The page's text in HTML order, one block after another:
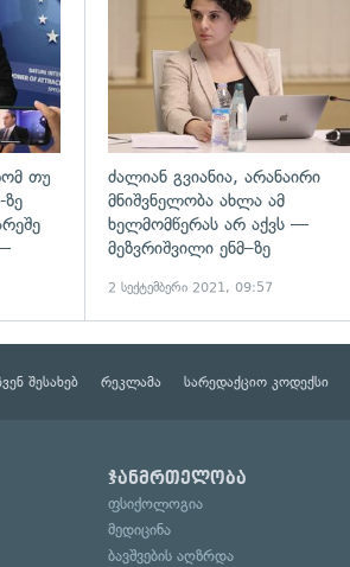
თუ
ძალიან გვიანია, არანაირი
მნიშვნელობა ახლა ამ
ხელმომწერას არ აქვს —
მეზვრიშვილი ენმ–ზე
2 სექტემბერი 2021, 09:57
შესახებ რეკლამა სარედაქციო კოდექსი
ჯანმრთელობა
ფსიქოლოგია
მედიცინა
ბავშვების აღზრდა